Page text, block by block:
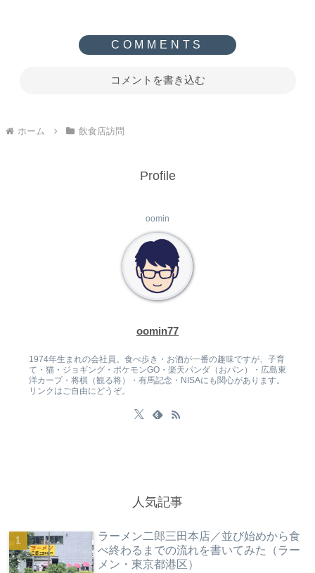
コメントを書き込む
ホーム 飲食店訪問
Profile
oomin
oomin77
1974年生まれの会社員。食べ歩き・お酒が一番の趣味ですが、子育
て・猫・ジョギング・ポケモンGO・楽天パンダ（おパン）・広島東
洋カープ・将棋（観る将）・有馬記念・NISAにも関心があります。
リンクはご自由にどうぞ。
人気記事
ラーメン二郎三田本店／並び始めから食
べ終わるまでの流れを書いてみた（ラー
メン・東京都港区）